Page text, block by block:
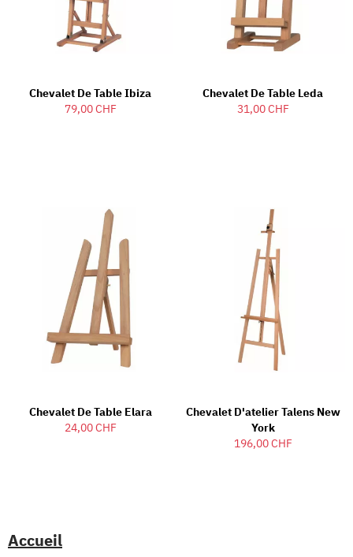
Chevalet De Table Ibiza
79,00 CHF
Chevalet De Table Leda
31,00 CHF
Chevalet De Table Elara
24,00 CHF
Chevalet D'atelier Talens New
York
196,00 CHF
Accueil